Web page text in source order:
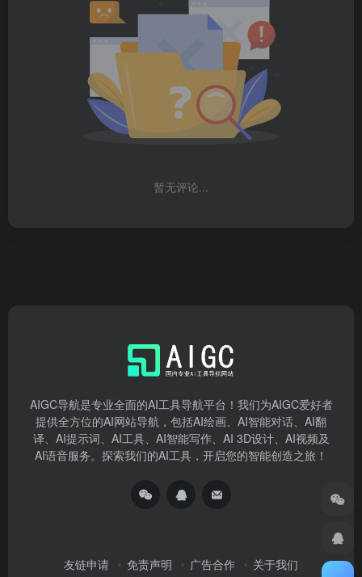
暂无评论...
AIGC导航是专业全面的AI工具导航平台！我们为AIGC爱好者
提供全方位的AI网站导航，包括AI绘画、AI智能对话、AI翻
译、AI提示词、AI工具、AI智能写作、AI 3D设计、AI视频及
AI语音服务。探索我们的AI工具，开启您的智能创造之旅！
友链申请 免责声明 广告合作 关于我们